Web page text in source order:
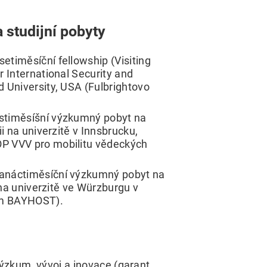
studijní pobyty
fellowship (Visiting
International Security and
University, USA (Fulbrightovo
výzkumný pobyt na
na univerzitě v Innsbrucku,
VVV pro mobilitu vědeckých
výzkumný pobyt na
univerzitě ve Würzburgu v
BAYHOST).